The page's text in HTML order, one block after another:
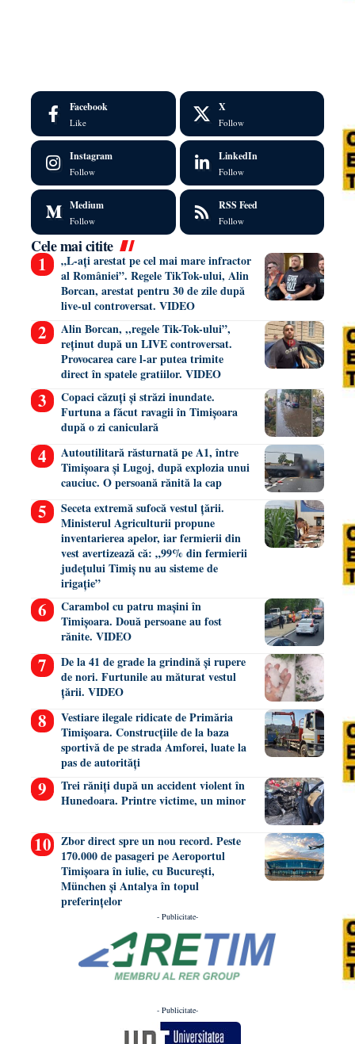
Facebook
Like
X
Follow
Instagram
Follow
LinkedIn
Follow
Medium
Follow
RSS Feed
Follow
Cele mai citite
„L-ați arestat pe cel mai mare infractor
al României”. Regele TikTok-ului, Alin
Borcan, arestat pentru 30 de zile după
live-ul controversat. VIDEO
Alin Borcan, ,,regele Tik-Tok-ului”,
reținut după un LIVE controversat.
Provocarea care l-ar putea trimite
direct în spatele gratiilor. VIDEO
Copaci căzuți și străzi inundate.
Furtuna a făcut ravagii în Timișoara
după o zi caniculară
Autoutilitară răsturnată pe A1, între
Timișoara și Lugoj, după explozia unui
cauciuc. O persoană rănită la cap
Seceta extremă sufocă vestul țării.
Ministerul Agriculturii propune
inventarierea apelor, iar fermierii din
vest avertizează că: „99% din fermierii
județului Timiș nu au sisteme de
irigație”
Carambol cu patru mașini în
Timișoara. Două persoane au fost
rănite. VIDEO
De la 41 de grade la grindină și rupere
de nori. Furtunile au măturat vestul
țării. VIDEO
Vestiare ilegale ridicate de Primăria
Timișoara. Construcțiile de la baza
sportivă de pe strada Amforei, luate la
pas de autorități
Trei răniți după un accident violent în
Hunedoara. Printre victime, un minor
Zbor direct spre un nou record. Peste
170.000 de pasageri pe Aeroportul
Timișoara în iulie, cu București,
München și Antalya în topul
preferințelor
- Publicitate-
- Publicitate-